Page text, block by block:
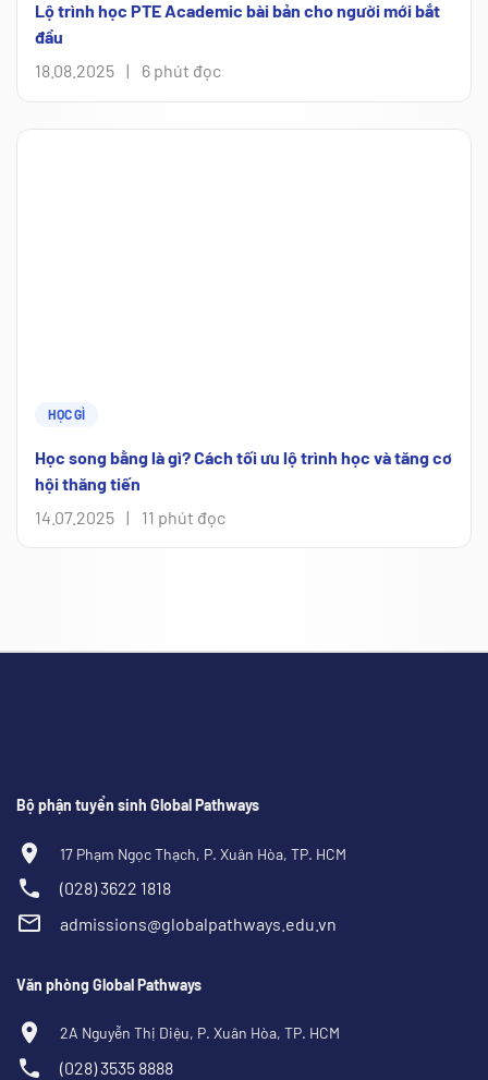
Lộ trình học PTE Academic bài bản cho người mới bắt
đầu
18.08.2025 | 6 phút đọc
HỌC GÌ
Học song bằng là gì? Cách tối ưu lộ trình học và tăng cơ
hội thăng tiến
14.07.2025 | 11 phút đọc
Bộ phận tuyển sinh Global Pathways
17 Phạm Ngọc Thạch, P. Xuân Hòa, TP. HCM
(028) 3622 1818
admissions@globalpathways.edu.vn
Văn phòng Global Pathways
2A Nguyễn Thị Diệu, P. Xuân Hòa, TP. HCM
(028) 3535 8888